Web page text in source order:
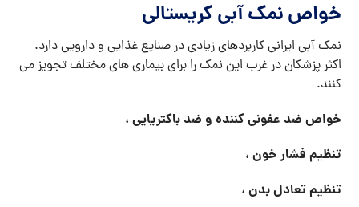
خواص نمک آبی کریستالی
نمک آبی ایرانی کاربردهای زیادی در صنایع غذایی و دارویی دارد.
اکثر پزشکان در غرب این نمک را برای بیماری های مختلف تجویز می
کنند.
خواص ضد عفونی کننده و ضد باکتریایی ،
تنظیم فشار خون ،
تنظیم تعادل بدن ،